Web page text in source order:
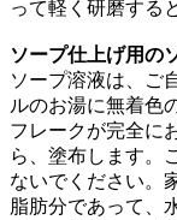
って軽く研磨する
ソープ仕上げ用の
ソープ溶液は、ご
ルのお湯に無着色
フレークが完全に
ら、塗布します。
ないでください。
脂肪分であって、